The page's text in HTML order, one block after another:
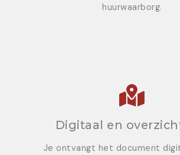
huurwaarborg.
Digitaal en
Je ontvangt het document